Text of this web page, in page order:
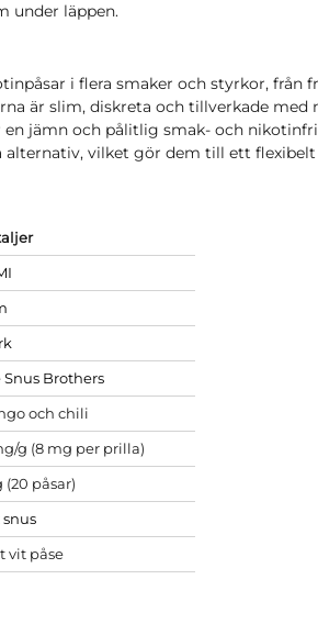
under läppen.
i flera smaker och styrkor,
är slim, diskreta och tillverkade
en jämn och pålitlig smak- och
alternativ, vilket gör dem till ett
Snus Brothers
och chili
g (8 mg per prilla)
(20 påsar)
vit påse